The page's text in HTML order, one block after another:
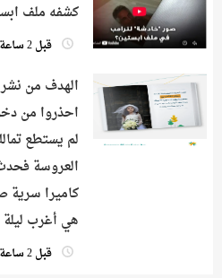
كشفه ملف
قبل 2 ساعة
الهدف من نشر
احذروا من
لم يستطع
العروسة
كاميرا
هي أغرب ليلة
قبل 2 ساعة